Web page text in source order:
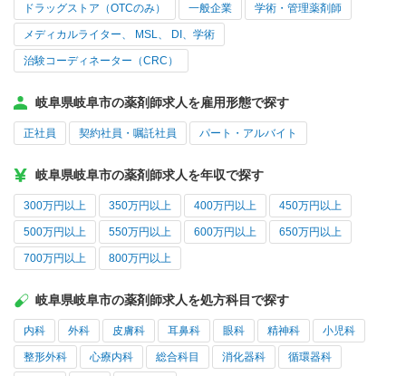
ドラッグストア（OTCのみ） 一般企業 学術・管理薬剤師
メディカルライター、 MSL、 DI、学術
治験コーディネーター（CRC）
岐阜県岐阜市の薬剤師求人を雇用形態で探す
正社員 契約社員・嘱託社員 パート・アルバイト
岐阜県岐阜市の薬剤師求人を年収で探す
300万円以上 350万円以上 400万円以上 450万円以上
500万円以上 550万円以上 600万円以上 650万円以上
700万円以上 800万円以上
岐阜県岐阜市の薬剤師求人を処方科目で探す
内科 外科 皮膚科 耳鼻科 眼科 精神科 小児科
整形外科 心療内科 総合科目 消化器科 循環器科